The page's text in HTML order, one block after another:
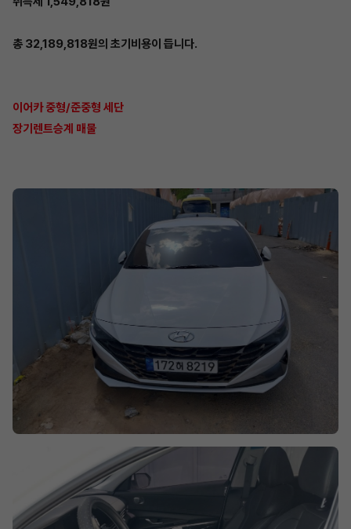
총 32,189,818원의 초기비용이 듭니다.
이어카 중형/준중형 세단
장기렌트승계 매물